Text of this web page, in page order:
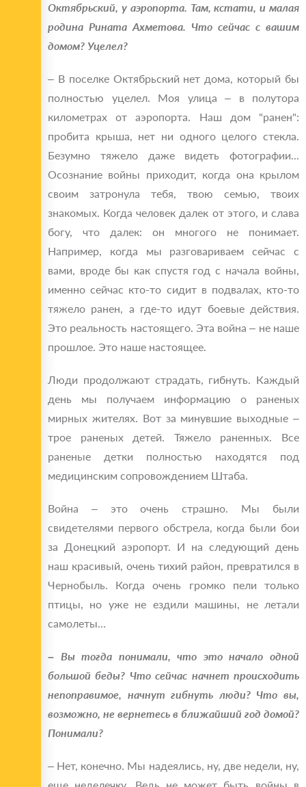
Октябрьский, у аэропорта. Там, кстати, и малая
родина Рината Ахметова. Что сейчас с вашим
домом? Уцелел?
– В поселке Октябрьский нет дома, который бы
полностью уцелел. Моя улица – в полутора
километрах от аэропорта. Наш дом "ранен":
пробита крыша, нет ни одного целого стекла.
Безумно тяжело даже видеть фотографии...
Осознание войны приходит, когда она крылом
своим затронула тебя, твою семью, твоих
знакомых. Когда человек далек от этого, и слава
богу, что далек: он многого не понимает.
Например, когда мы разговариваем сейчас с
вами, вроде бы как спустя год с начала войны,
именно сейчас кто-то сидит в подвалах, кто-то
тяжело ранен, а где-то идут боевые действия.
Это реальность настоящего. Эта война – не наше
прошлое. Это наше настоящее.
Люди продолжают страдать, гибнуть. Каждый
день мы получаем информацию о раненых
мирных жителях. Вот за минувшие выходные –
трое раненых детей. Тяжело раненных. Все
раненые детки полностью находятся под
медицинским сопровождением Штаба.
Война – это очень страшно. Мы были
свидетелями первого обстрела, когда были бои
за Донецкий аэропорт. И на следующий день
наш красивый, очень тихий район, превратился в
Чернобыль. Когда очень громко пели только
птицы, но уже не ездили машины, не летали
самолеты...
– Вы тогда понимали, что это начало одной
большой беды? Что сейчас начнет происходить
непоправимое, начнут гибнуть люди? Что вы,
возможно, не вернетесь в ближайший год домой?
Понимали?
– Нет, конечно. Мы надеялись, ну, две недели, ну,